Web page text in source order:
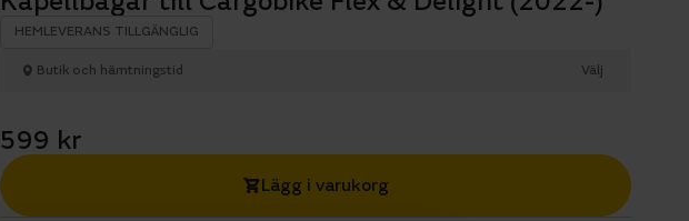
HEMLEVERANS TILLGÄNGLIG
Butik och hämtningstid Välj
599 kr
Lägg i varukorg